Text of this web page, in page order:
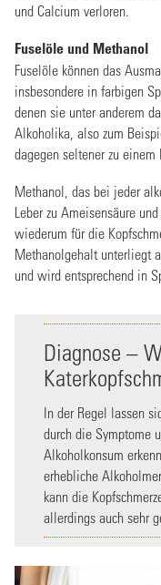
und Calcium verloren.
Fuselöle und Methanol
Fuselöle können das
insbesondere in farbigen
denen sie unter anderem
Alkoholika, also zum
dagegen seltener zu einem
Methanol, das bei jeder
Leber zu Ameisensäure
wiederum für die
Methanolgehalt unterliegt
und wird entsprechend in
Diagnose –
In der Regel lassen
durch die Symptome
Alkoholkonsum
erhebliche
kann die
allerdings auch sehr